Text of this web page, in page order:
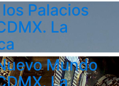
Palacios
La
Mundo
La